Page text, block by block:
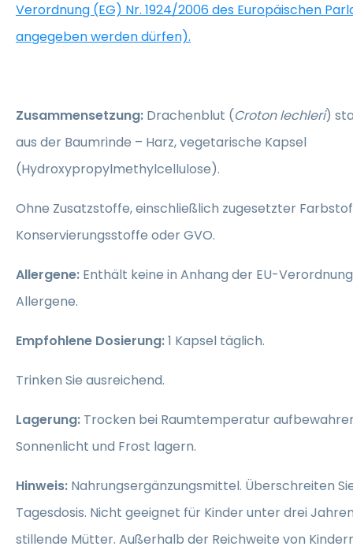
Verordnung (EG) Nr. 1924/2006 des Europäischen
angegeben werden dürfen).
Zusammensetzung: Drachenblut (Croton lechleri)
aus der Baumrinde – Harz, vegetarische Kapsel
(Hydroxypropylmethylcellulose).
Ohne Zusatzstoffe, einschließlich zugesetzter
Konservierungsstoffe oder GVO.
Allergene: Enthält keine in Anhang der EU-Verordnung
Allergene.
Empfohlene Dosierung:1 Kapsel täglich.
Trinken Sie ausreichend.
Lagerung: Trocken bei Raumtemperatur
Sonnenlicht und Frost lagern.
Hinweis: Nahrungsergänzungsmittel. Überschreiten
Tagesdosis. Nicht geeignet für Kinder unter drei
stillende Mütter. Außerhalb der Reichweite von